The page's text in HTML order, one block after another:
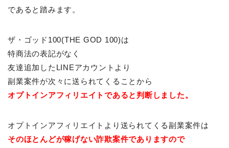
であると踏みます。
ザ・ゴッド100(THE GOD 100)は
特商法の表記がなく
友達追加したLINEアカウントより
副業案件が次々に送られてくることから
オプトインアフィリエイトであると判断しました。
オプトインアフィリエイトより送られてくる副業案件は
そのほとんどが稼げない詐欺案件でありますので